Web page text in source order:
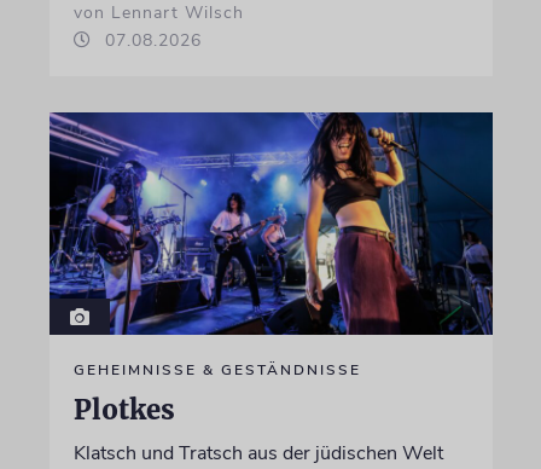
von Lennart Wilsch
07.08.2026
GEHEIMNISSE & GESTÄNDNISSE
Plotkes
Klatsch und Tratsch aus der jüdischen Welt